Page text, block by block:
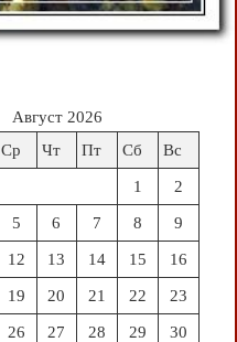
Август 2026
Ср Чт Пт Сб Вс
1 2
5 6 7 8 9
12 13 14 15 16
19 20 21 22 23
26 27 28 29 30